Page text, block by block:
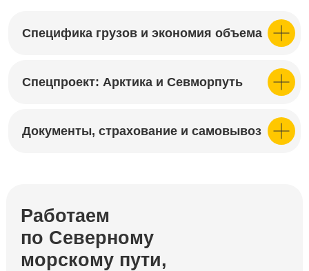
Специфика грузов и экономия объема
Спецпроект: Арктика и Севморпуть
Документы, страхование и самовывоз
Работаем
по Северному
морскому пути,